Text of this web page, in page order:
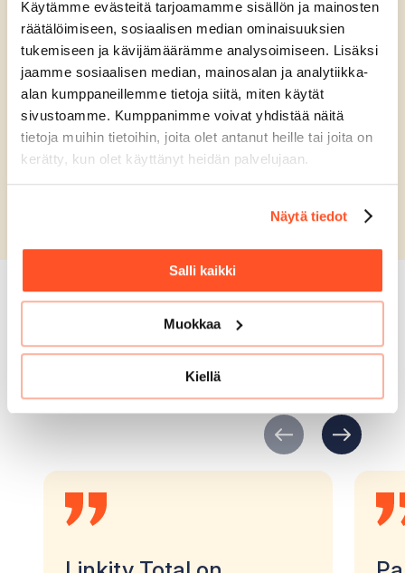
Käytämme evästeitä tarjoamamme sisällön ja mainosten
räätälöimiseen, sosiaalisen median ominaisuuksien
tukemiseen ja kävijämäärämme analysoimiseen. Lisäksi
jaamme sosiaalisen median, mainosalan ja analytiikka-
alan kumppaneillemme tietoja siitä, miten käytät
sivustoamme. Kumppanimme voivat yhdistää näitä
tietoja muihin tietoihin, joita olet antanut heille tai joita on
kerätty, kun olet käyttänyt heidän palvelujaan.
Näytä tiedot
Salli kaikki
Muokkaa
Kiellä
Suomen palkkaketjun röntgenkuva 2026-tutkimus
kokoaa 507 vastaajan näkemykset johdolta, esihenkilöiltä,
palkanlaskijoilta ja työntekijöiltä.
Webinaarissa kuulet, missä palkkaprosessien
piilokustannukset syntyvät, miten ne vaikuttavat
organisaation toimintaan ja mitä johdon kannattaa seurata
prosessin kehittämiseksi.
Kaikki ilmoittautuneet saavat sähköpostitse Suomen
palkkaketjun röntgenkuva 2026 -tutkimusraportin.
Mitä asiakkaamme
sanovat meistä?